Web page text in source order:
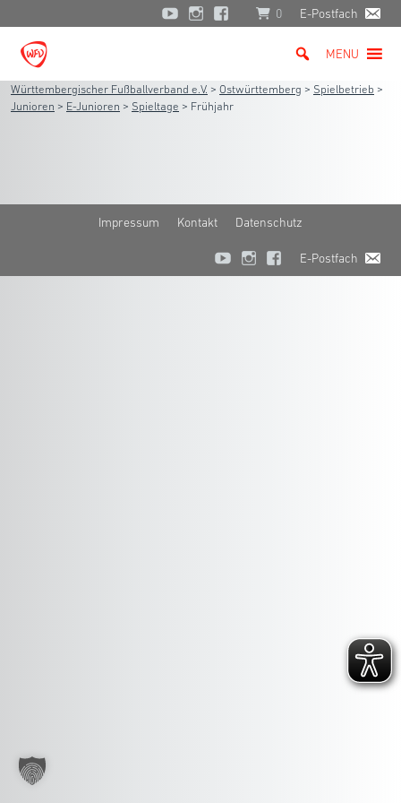
0 E-Postfach
MENU
Württembergischer Fußballverband e.V. > Ostwürttemberg > Spielbetrieb >
Junioren > E-Junioren > Spieltage > Frühjahr
Impressum Kontakt Datenschutz
E-Postfach